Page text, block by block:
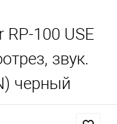
RP-100 USE
звук.
черный